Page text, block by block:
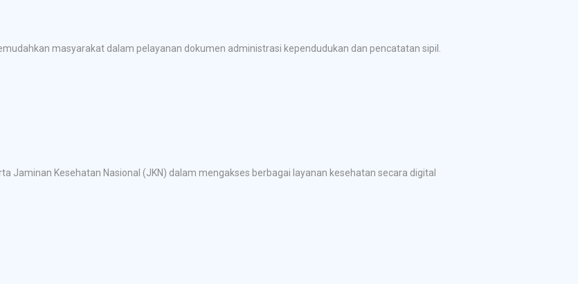
masyarakat dalam pelayanan dokumen administrasi kependudukan dan pencatatan sipil.
Jaminan Kesehatan Nasional (JKN) dalam mengakses berbagai layanan kesehatan secara digital